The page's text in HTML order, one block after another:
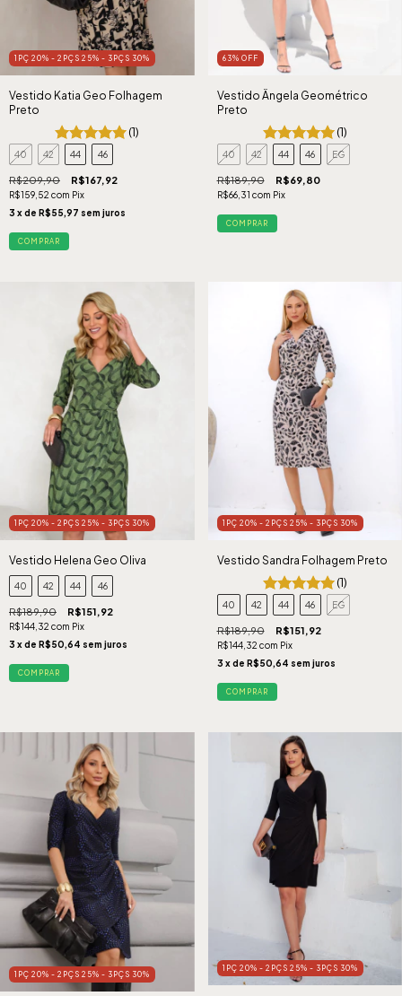
1PÇ 20% - 2PÇS 25% - 3PÇS 30%
Vestido Katia Geo Folhagem
Preto
(1)
40 42 44 46
R$209,90 R$167,92
R$159,52 com Pix
3 x de R$55,97 sem juros
COMPRAR
63% OFF
Vestido Ângela Geométrico
Preto
(1)
40 42 44 46 EG
R$189,90 R$69,80
R$66,31 com Pix
COMPRAR
1PÇ 20% - 2PÇS 25% - 3PÇS 30%
Vestido Helena Geo Oliva
40 42 44 46
R$189,90 R$151,92
R$144,32 com Pix
3 x de R$50,64 sem juros
COMPRAR
1PÇ 20% - 2PÇS 25% - 3PÇS 30%
Vestido Sandra Folhagem Preto
(1)
40 42 44 46 EG
R$189,90 R$151,92
R$144,32 com Pix
3 x de R$50,64 sem juros
COMPRAR
1PÇ 20% - 2PÇS 25% - 3PÇS 30%
1PÇ 20% - 2PÇS 25% - 3PÇS 30%